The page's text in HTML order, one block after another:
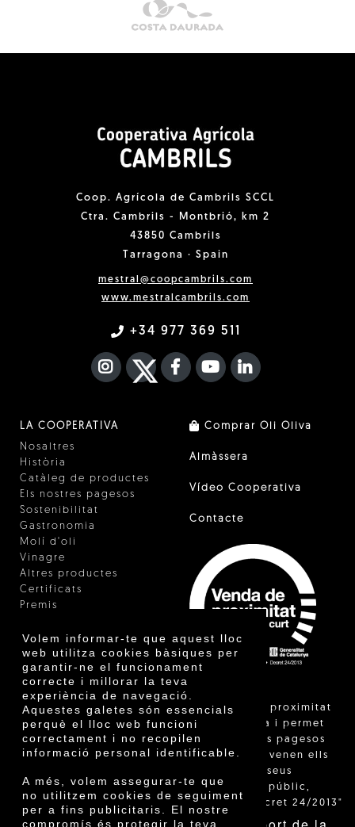
Volem informar-te que aquest lloc
web utilitza cookies bàsiques per
garantir-ne el funcionament
correcte i millorar la teva
experiència de navegació.
Aquestes galetes són essencials
perquè el lloc web funcioni
correctament i no recopilen
informació personal identificable.
A més, volem assegurar-te que
no utilitzem cookies de seguiment
per a fins publicitaris. El nostre
compromís és protegir la teva
Coop. Agrícola de Cambrils SCCL
Ctra. Cambrils - Montbrió, km 2
43850 Cambrils
Tarragona · Spain
mestral@coopcambrils.com
www.mestralcambrils.com
+34 977 369 511
INSTAGRAM
TWITTER
FACEBOOK F
YOUTUBEFA LINKEDIN
LA COOPERATIVA
Nosaltres
Història
Catàleg de productes
Els nostres pagesos
Sostenibilitat
Gastronomia
Molí d'oli
Vinagre
Altres productes
Certificats
Premis
Comprar Oli Oliva
Almàssera
Vídeo Cooperativa
Contacte
"La venda de proximitat
està regulada i permet
identificar els pagesos
catalans que venen ells
mateixos els seus
productes al públic,
segons el Decret 24/2013"